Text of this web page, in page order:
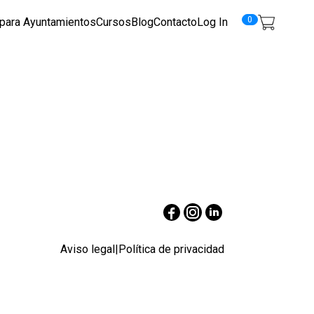
AyuntamientosCursosBlogContactoLog In 0
Aviso legal|Política de privacidad